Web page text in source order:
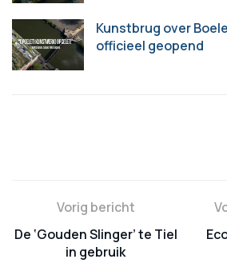
Kunstbrug over
officieel geopend
Vorig bericht
De ‘Gouden Slinger’ te Tiel
in gebruik